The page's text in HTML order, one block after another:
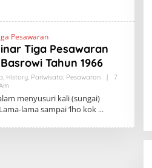
Pesawaran
Tiga Pesawaran
Tahun 1966
, History, Pariwisata, Pesawaran
7
E
H
R
menyusuri kali (sungai)
lama sampai ‘lho kok